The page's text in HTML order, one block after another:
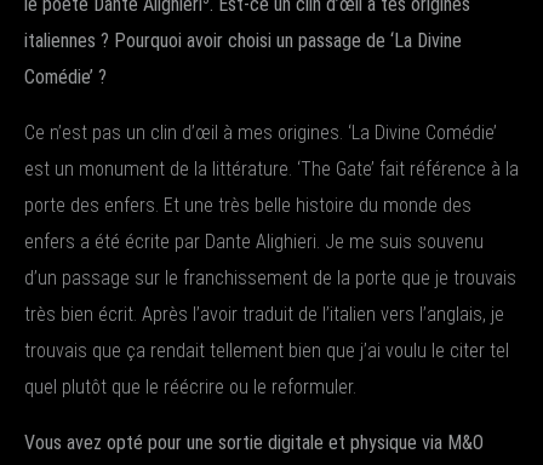
italiennes ? Pourquoi avoir choisi un passage de ‘La Divine
Comédie’ ?
Ce n’est pas un clin d’œil à mes origines. ‘La Divine Comédie’
est un monument de la littérature. ‘The Gate’ fait référence à la
porte des enfers. Et une très belle histoire du monde des
enfers a été écrite par Dante Alighieri. Je me suis souvenu
d’un passage sur le franchissement de la porte que je trouvais
très bien écrit. Après l’avoir traduit de l’italien vers l’anglais, je
trouvais que ça rendait tellement bien que j’ai voulu le citer tel
quel plutôt que le réécrire ou le reformuler.
Vous avez opté pour une sortie digitale et physique via M&O